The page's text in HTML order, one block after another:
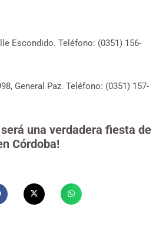
Escondido. Teléfono: (0351) 156-
General Paz. Teléfono: (0351) 157-
será una verdadera fiesta de
Córdoba!